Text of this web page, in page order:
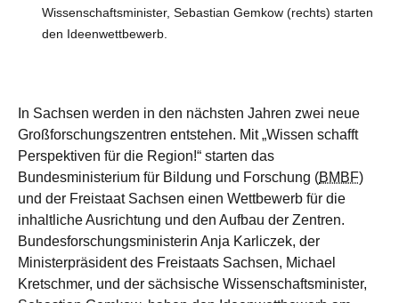
Wissenschaftsminister, Sebastian Gemkow (rechts) starten
den Ideenwettbewerb.
In Sachsen werden in den nächsten Jahren zwei neue
Großforschungszentren entstehen. Mit „Wissen schafft
Perspektiven für die Region!“ starten das
Bundesministerium für Bildung und Forschung (BMBF)
und der Freistaat Sachsen einen Wettbewerb für die
inhaltliche Ausrichtung und den Aufbau der Zentren.
Bundesforschungsministerin Anja Karliczek, der
Ministerpräsident des Freistaats Sachsen, Michael
Kretschmer, und der sächsische Wissenschaftsminister,